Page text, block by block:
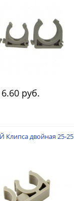
6.60 руб.
Клипса двойная 25-25